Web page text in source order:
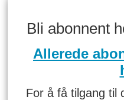
Bli abonnent
Allerede
For å få tilgang til